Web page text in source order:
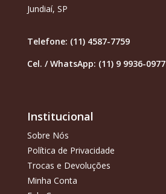
Jundiaí, SP
Telefone: (11) 4587-7759
Cel. / WhatsApp: (11) 9 9936-0977
Institucional
Sobre Nós
Política de Privacidade
Trocas e Devoluções
Minha Conta